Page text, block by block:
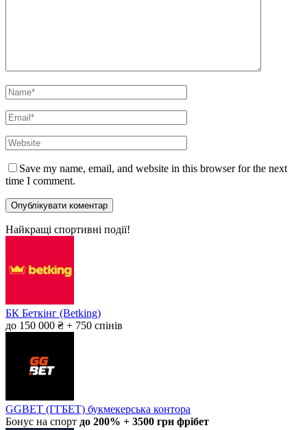
Save my name, email, and website in this browser for the next
time I comment.
Найкращі спортивні події!
БК Беткінг (Betking)
до 150 000 ₴ + 750 спінів
GGBET (ГГБЕТ) букмекерська контора
Бонус на спорт до 200% + 3500 грн фрібет